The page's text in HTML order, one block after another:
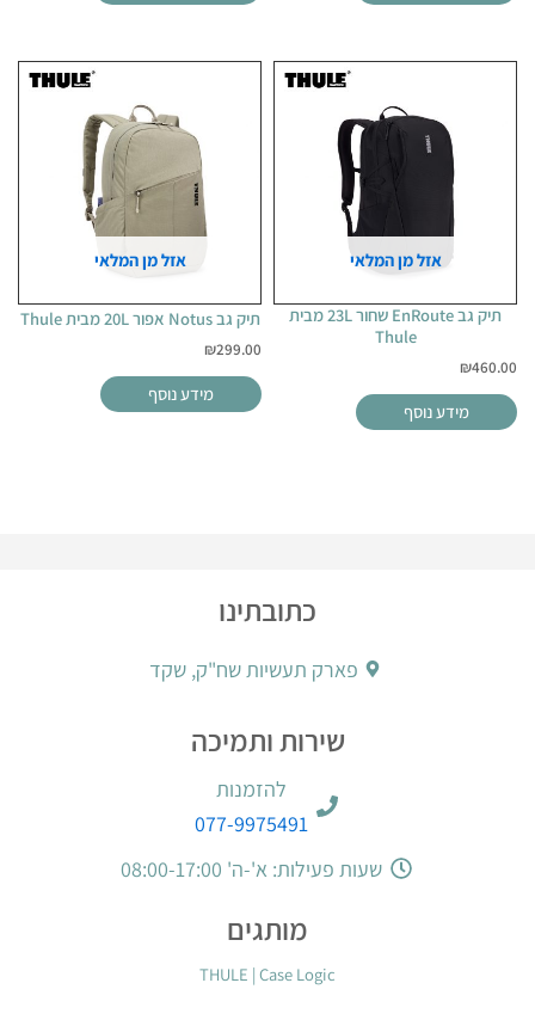
אזל מן המלאי
תיק גב EnRoute שחור 23L מבית
Thule
₪460.00
מידע נוסף
אזל מן המלאי
תיק גב Notus אפור 20L מבית Thule
₪299.00
מידע נוסף
כתובתינו
פארק תעשיות שח"ק, שקד
שירות ותמיכה
להזמנות
077-9975491
שעות פעילות: א'-ה' 08:00-17:00
מותגים
THULE | Case Logic